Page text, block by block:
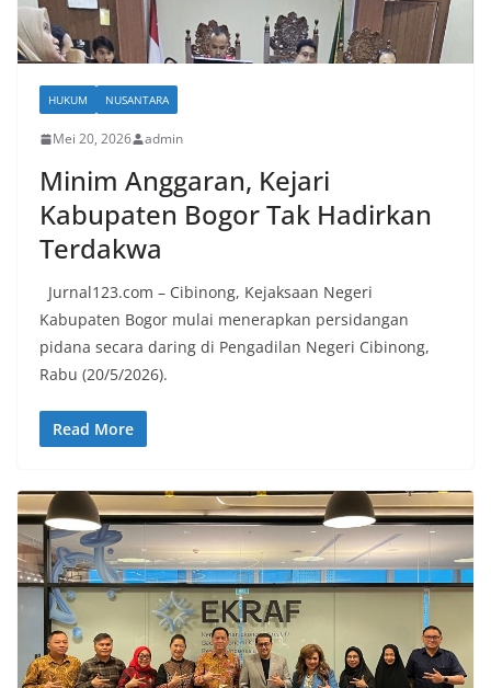
HUKUM NUSANTARA
Mei 20, 2026 admin
Minim Anggaran, Kejari
Kabupaten Bogor Tak Hadirkan
Terdakwa
Jurnal123.com – Cibinong, Kejaksaan Negeri
Kabupaten Bogor mulai menerapkan persidangan
pidana secara daring di Pengadilan Negeri Cibinong,
Rabu (20/5/2026).
Read More